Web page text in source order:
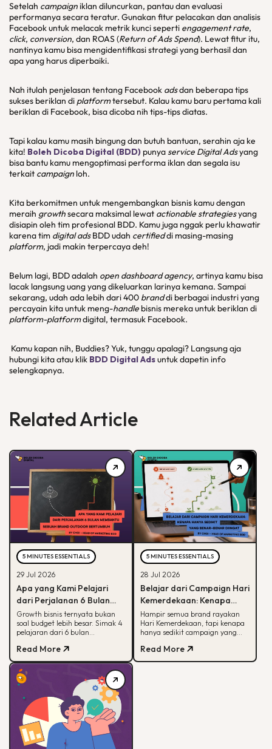
Setelah campaigniklan diluncurkan, pantau dan evaluasi
performanya secara teratur. Gunakan fitur pelacakan dan analisis
Facebook untuk melacak metrik kunci seperti engagement rate,
click, conversion, dan ROAS (Return of Ads Spend). Lewat fitur itu,
nantinya kamu bisa mengidentifikasi strategi yang berhasil dan
apa yang harus diperbaiki.
Nah itulah penjelasan tentang Facebook adsdan beberapa tips
sukses beriklan di platformtersebut. Kalau kamu baru pertama kali
beriklan di Facebook, bisa dicoba nih tips-tips diatas.
Tapi kalau kamu masih bingung dan butuh bantuan, serahin aja ke
kita! Boleh Dicoba Digital (BDD) punya service Digital Adsyang
bisa bantu kamu mengoptimasi performa iklan dan segala isu
terkait campaign loh.
Kita berkomitmen untuk mengembangkan bisnis kamu dengan
meraih growthsecara maksimal lewat actionable strategiesyang
disiapin oleh tim profesional BDD. Kamu juga nggak perlu khawatir
karena tim digital adsBDD udah certifieddi masing-masing
platform, jadi makin terpercaya deh!
Belum lagi, BDD adalah open dashboard agency, artinya kamu bisa
lacak langsung uang yang dikeluarkan larinya kemana. Sampai
sekarang, udah ada lebih dari 400 branddi berbagai industri yang
percayain kita untuk meng-handle bisnis mereka untuk beriklan di
platform-platformdigital, termasuk Facebook.
Kamu kapan nih, Buddies? Yuk, tunggu apalagi? Langsung aja
hubungi kita atau klik BDD Digital Adsuntuk dapetin info
selengkapnya.
Related Article
5 MINUTES ESSENTIALS
29 Jul 2026
Apa yang Kami Pelajari
dari Perjalanan 6 Bulan
Membantu Sebuah Brand
Outdoor Bertumbuh
Growth bisnis ternyata bukan
soal budget lebih besar. Simak 4
pelajaran dari 6 bulan
memahami peran tiap channel
marketing
Read More
5 MINUTES ESSENTIALS
28 Jul 2026
Belajar dari Campaign Hari
Kemerdekaan: Kenapa
Hanya Sedikit yang Benar-
Benar Diingat?
Hampir semua brand rayakan
Hari Kemerdekaan, tapi kenapa
hanya sedikit campaign yang
untuk bikin campaign yang
bermakna.
Read More